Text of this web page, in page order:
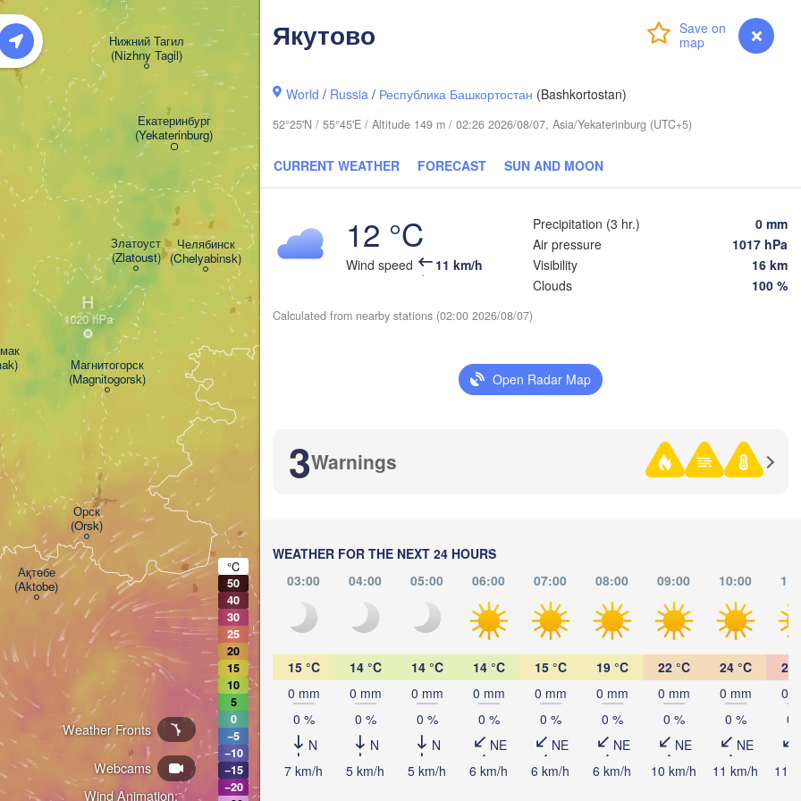
myVentusky Forecast
Якутово
World / Russia / Республика Башкортостан (Bashkortostan)
52°25'N / 55°45'E / Altitude 149 m / 02:26 2026/08/07, Asia/Yekaterinburg (UTC+5)
CURRENT WEATHER FORECAST SUN AND MOON
12 °C
Wind speed 11 km/h
Precipitation (3 hr.)
0 mm
Air pressure
1017 hPa
Visibility
16 km
Clouds
100 %
Calculated from nearby stations (02:00 2026/08/07)
Open Radar Map
3Warnings
WEATHER FOR THE NEXT 24 HOURS
03:00
04:00 05:00 06:00 07:00 08:00 09:00 10:00
15 °C
0 mm
0 %
N
7 km/h
14 °C
0 mm
0 %
N
5 km/h
14 °C
0 mm
0 %
N
5 km/h
14 °C
0 mm
0 %
NE
6 km/h
15 °C
0 mm
0 %
NE
6 km/h
19 °C
0 mm
0 %
NE
6 km/h
22 °C
0 mm
0 %
NE
10 km/h
24 °C
0 mm
0 %
NE
11 km/h
26
0
0
11
Wind Animation:
Webcams
Weather Fronts
Екатеринбург
(Yekaterinburg)
Тюмень
Нижний Тагил
(Nizhny Tagil)
Челябинск
(Chelyabinsk)
Ақтөбе
(Aktobe)
Орск
(Orsk)
Златоуст
(Zlatoust)
Магнитогорск
(Magnitogorsk)
Курган
(Kurgan)
KAZAKHSTAN
Петропавл
(Petropavl)
Көкшетау
(Kökşetaw)
Екібастұз
Қарағанды
(Qarağandy)
Жезқазған
(Jezqazğan)
H
°C
50
40
30
25
20
15
10
5
0
−5
−10
−15
−20